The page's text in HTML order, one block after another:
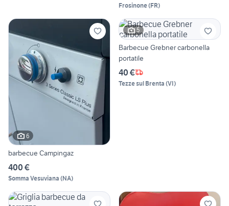
Frosinone(FR)
6
barbecue Campingaz
400 €
Somma Vesuviana (NA)
5
Barbecue Grebner carbonella
portatile
40 €
Tezze sul Brenta (VI)